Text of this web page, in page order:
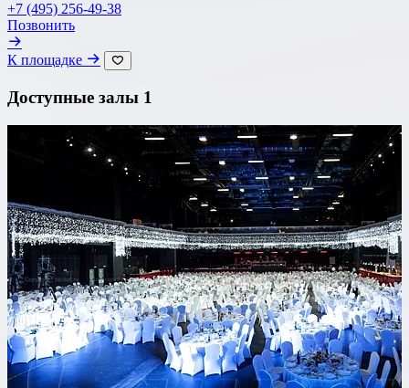
+7 (495) 256-49-38
Позвонить
К площадке
Доступные залы 1